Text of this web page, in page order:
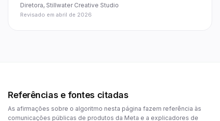
Diretora, Stillwater Creative Studio
Revisado em abril de 2026
Referências e fontes citadas
As afirmações sobre o algoritmo nesta página fazem referência às
comunicações públicas de produtos da Meta e a explicadores de